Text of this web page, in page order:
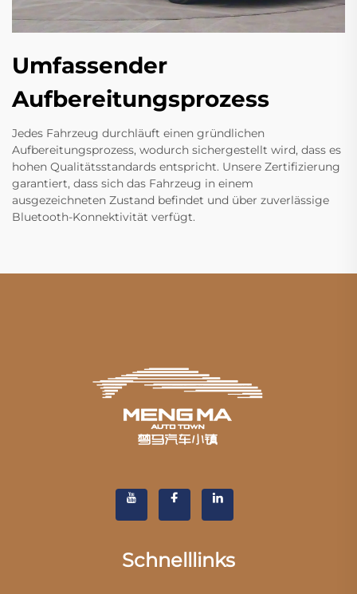
Umfassender
Aufbereitungsprozess
Jedes Fahrzeug durchläuft einen gründlichen
Aufbereitungsprozess, wodurch sichergestellt wird, dass es
hohen Qualitätsstandards entspricht. Unsere Zertifizierung
garantiert, dass sich das Fahrzeug in einem
ausgezeichneten Zustand befindet und über zuverlässige
Bluetooth-Konnektivität verfügt.
Schnelllinks